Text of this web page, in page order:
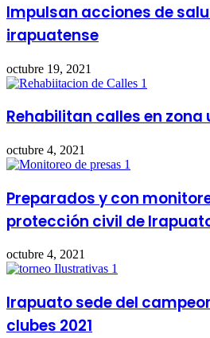
Impulsan acciones de
irapuatense
octubre 19, 2021
Rehabilitan calles en
octubre 4, 2021
Preparados y con
protección civil de
octubre 4, 2021
Irapuato sede del
clubes 2021